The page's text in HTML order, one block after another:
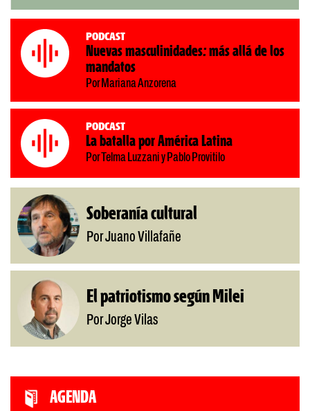
Podcast
Nuevas masculinidades: más allá de los
mandatos
Por Mariana Anzorena
Podcast
La batalla por América Latina
Por Telma Luzzani y Pablo Provitilo
Soberanía cultural
Por Juano Villafañe
El patriotismo según Milei
Por Jorge Vilas
AGENDA